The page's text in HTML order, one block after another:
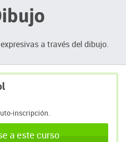
a través del dibujo.
inscripción.
a este curso